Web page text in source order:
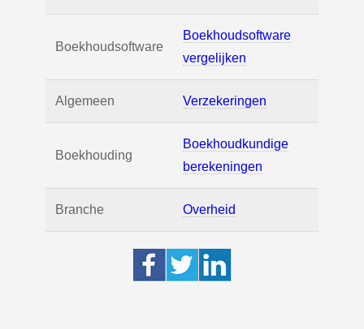
Boekhoudsoftware
Boekhoudsoftware
vergelijken
Algemeen Verzekeringen
Boekhouding
Boekhoudkundige
berekeningen
Branche Overheid